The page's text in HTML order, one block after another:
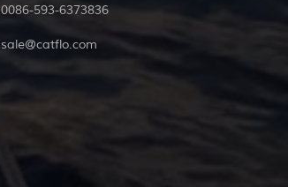
0086-593-6373836
sale@catflo.com